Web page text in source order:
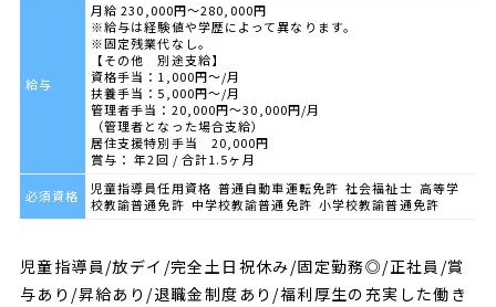
給与
月給 230,000円～280,000円
※給与は経験値や学歴によって異なります。
※固定残業代なし。
【その他 別途支給】
資格手当：1,000円～/月
扶養手当：5,000円～/月
管理者手当：20,000円～30,000円/月
（管理者となった場合支給）
居住支援特別手当 20,000円
賞与： 年2回 / 合計1.5ヶ月
必須資格
児童指導員任用資格 普通自動車運転免許 社会福祉士 高等学
校教諭普通免許 中学校教諭普通免許 小学校教諭普通免許
児童指導員/放デイ/完全土日祝休み/固定勤務◎/正社員/賞
与あり/昇給あり/退職金制度あり/福利厚生の充実した働き